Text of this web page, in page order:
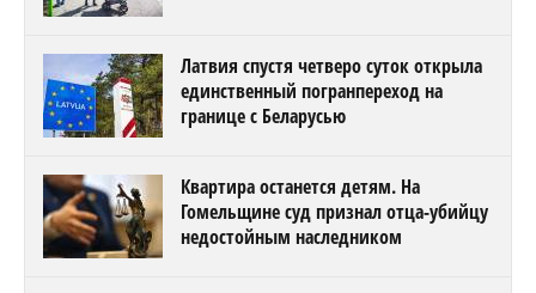
Латвия спустя четверо суток открыла
единственный погранпереход на
границе с Беларусью
Квартира останется детям. На
Гомельщине суд признал отца-убийцу
недостойным наследником